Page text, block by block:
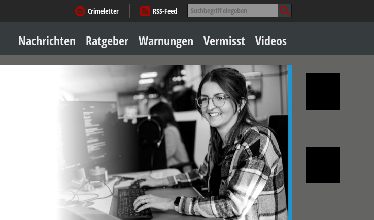
Suche
nach:
Crimeletter
RSS-Feed
Inhalt
springen
Nachrichten Ratgeber
Sicher zu Hause
Geld & Einkauf
Amore & mehr
Mobiles Leben
Arbeitsleben
Warnungen Vermisst Videos